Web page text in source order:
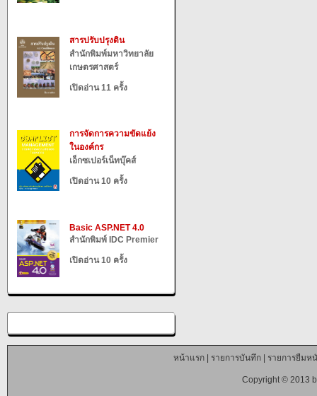
สารปรับปรุงดิน
สำนักพิมพ์มหาวิทยาลัย
เกษตรศาสตร์
เปิดอ่าน 11 ครั้ง
การจัดการความขัดแย้ง
ในองค์กร
เอ็กซเปอร์เน็ทบุ๊คส์
เปิดอ่าน 10 ครั้ง
Basic ASP.NET 4.0
สำนักพิมพ์ IDC Premier
เปิดอ่าน 10 ครั้ง
หน้าแรก| รายการบันทึก| รายการยืมห
Copyright © 2013